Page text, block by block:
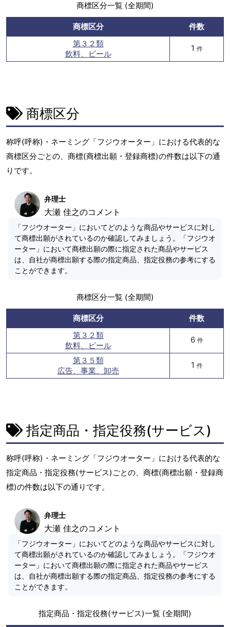
商標区分一覧 (全期間)
商標区分
件数
第３２類
飲料、ビール
1 件
商標区分
称呼(呼称)・ネーミング「フジウオーター」における代表的な
商標区分ごとの、商標(商標出願・登録商標)の件数は以下の通
りです。
弁理士
大瀬 佳之のコメント
「フジウオーター」においてどのような商品やサービスに対し
て商標出願がされているのか確認してみましょう。「フジウオ
ーター」において商標出願の際に指定された商品やサービス
は、自社が商標出願する際の指定商品、指定役務の参考にする
ことができます。
商標区分一覧 (全期間)
商標区分
件数
第３２類
飲料、ビール
6 件
第３５類
広告、事業、卸売
1 件
指定商品・指定役務(サービス)
称呼(呼称)・ネーミング「フジウオーター」における代表的な
指定商品・指定役務(サービス)ごとの、商標(商標出願・登録商
標)の件数は以下の通りです。
弁理士
大瀬 佳之のコメント
「フジウオーター」においてどのような商品やサービスに対し
て商標出願がされているのか確認してみましょう。「フジウオ
ーター」において商標出願の際に指定された商品やサービス
は、自社が商標出願する際の指定商品、指定役務の参考にする
ことができます。
指定商品・指定役務(サービス)一覧 (全期間)